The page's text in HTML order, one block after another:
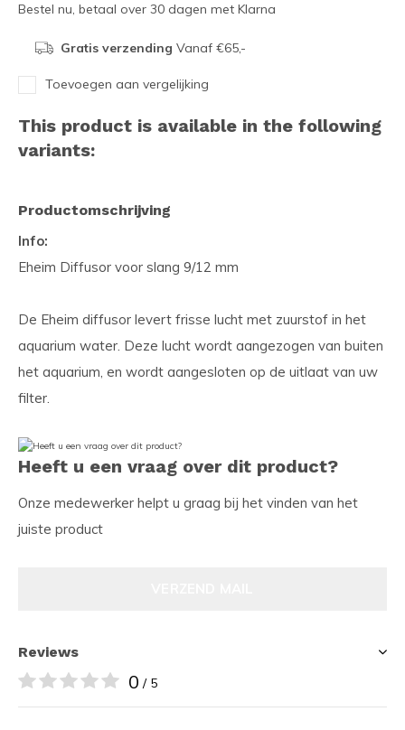
Bestel nu, betaal over 30 dagen met Klarna
Gratis verzending Vanaf €65,-
Toevoegen aan vergelijking
This product is available in the following
variants:
Productomschrijving
Info:
Eheim Diffusor voor slang 9/12 mm
De Eheim diffusor levert frisse lucht met zuurstof in het
aquarium water. Deze lucht wordt aangezogen van buiten
het aquarium, en wordt aangesloten op de uitlaat van uw
filter.
Heeft u een vraag over dit product?
Onze medewerker helpt u graag bij het vinden van het
juiste product
Reviews
0 / 5